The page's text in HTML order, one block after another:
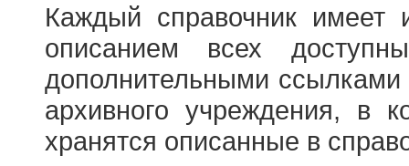
Каждый справочник имеет
описанием всех
дополнительными
архивного учреждения, в
хранятся описанные в